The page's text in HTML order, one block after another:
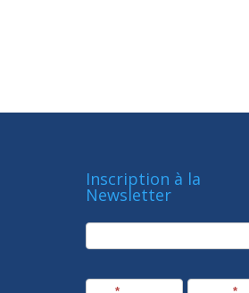
Inscription à la
Newsletter
newsletter